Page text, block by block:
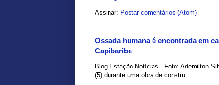
Assinar: Postar comentários (Atom)
Ossada humana é encontrada em
Capibaribe
Blog Estação Notícias - Foto: Ademilton
(5) durante uma obra de constru...